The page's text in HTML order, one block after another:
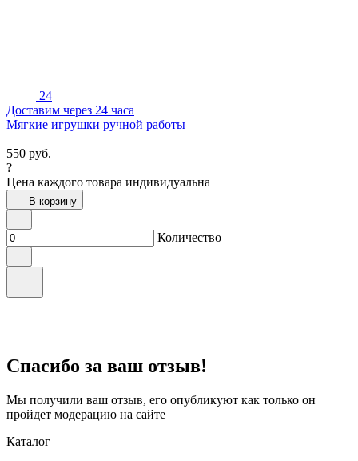
24
Доставим через 24 часа
Мягкие игрушки ручной работы
550 руб.
?
Цена каждого товара индивидуальна
В корзину
Количество
Спасибо за ваш отзыв!
Мы получили ваш отзыв, его опубликуют как только он
пройдет модерацию на сайте
Каталог